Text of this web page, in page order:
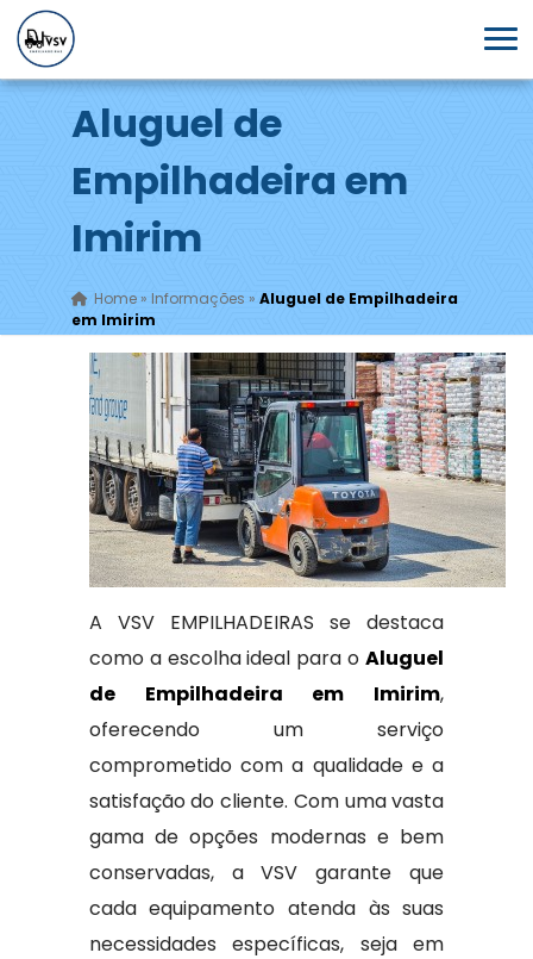
Aluguel de
Empilhadeira em
Imirim
Home» Informações » Aluguel de Empilhadeira
em Imirim
A VSV EMPILHADEIRAS se destaca
como a escolha ideal para oAluguel
de Empilhadeira em Imirim,
oferecendo um serviço
comprometido com a qualidade e a
satisfação do cliente. Com uma vasta
gama de opções modernas e bem
conservadas, a VSV garante que
cada equipamento atenda às suas
necessidades específicas, seja em